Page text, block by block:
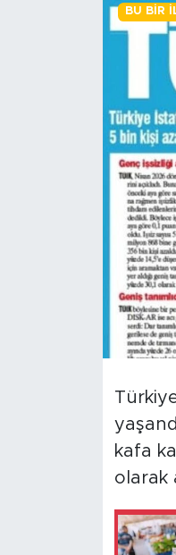
BU BIR
kafa
olarak
BİLİM-
NOSTALJİ
YAZARLAR
KÜLTÜR SANAT
TARİHTEN